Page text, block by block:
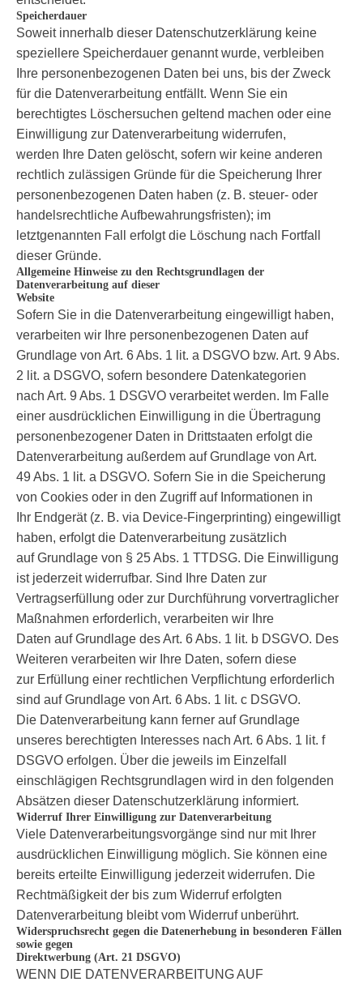
Speicherdauer
Soweit innerhalb dieser Datenschutzerklärung keine
speziellere Speicherdauer genannt wurde, verbleiben
Ihre personenbezogenen Daten bei uns, bis der Zweck
für die Datenverarbeitung entfällt. Wenn Sie ein
berechtigtes Löschersuchen geltend machen oder eine
Einwilligung zur Datenverarbeitung widerrufen,
werden Ihre Daten gelöscht, sofern wir keine anderen
rechtlich zulässigen Gründe für die Speicherung Ihrer
personenbezogenen Daten haben (z. B. steuer- oder
handelsrechtliche Aufbewahrungsfristen); im
letztgenannten Fall erfolgt die Löschung nach Fortfall
dieser Gründe.
Allgemeine Hinweise zu den Rechtsgrundlagen der
Datenverarbeitung auf dieser
Website
Sofern Sie in die Datenverarbeitung eingewilligt haben,
verarbeiten wir Ihre personenbezogenen Daten auf
Grundlage von Art. 6 Abs. 1 lit. a DSGVO bzw. Art. 9 Abs.
2 lit. a DSGVO, sofern besondere Datenkategorien
nach Art. 9 Abs. 1 DSGVO verarbeitet werden. Im Falle
einer ausdrücklichen Einwilligung in die Übertragung
personenbezogener Daten in Drittstaaten erfolgt die
Datenverarbeitung außerdem auf Grundlage von Art.
49 Abs. 1 lit. a DSGVO. Sofern Sie in die Speicherung
von Cookies oder in den Zugriff auf Informationen in
Ihr Endgerät (z. B. via Device-Fingerprinting) eingewilligt
haben, erfolgt die Datenverarbeitung zusätzlich
auf Grundlage von § 25 Abs. 1 TTDSG. Die Einwilligung
ist jederzeit widerrufbar. Sind Ihre Daten zur
Vertragserfüllung oder zur Durchführung vorvertraglicher
Maßnahmen erforderlich, verarbeiten wir Ihre
Daten auf Grundlage des Art. 6 Abs. 1 lit. b DSGVO. Des
Weiteren verarbeiten wir Ihre Daten, sofern diese
zur Erfüllung einer rechtlichen Verpflichtung erforderlich
sind auf Grundlage von Art. 6 Abs. 1 lit. c DSGVO.
Die Datenverarbeitung kann ferner auf Grundlage
unseres berechtigten Interesses nach Art. 6 Abs. 1 lit. f
DSGVO erfolgen. Über die jeweils im Einzelfall
einschlägigen Rechtsgrundlagen wird in den folgenden
Absätzen dieser Datenschutzerklärung informiert.
Widerruf Ihrer Einwilligung zur Datenverarbeitung
Viele Datenverarbeitungsvorgänge sind nur mit Ihrer
ausdrücklichen Einwilligung möglich. Sie können eine
bereits erteilte Einwilligung jederzeit widerrufen. Die
Rechtmäßigkeit der bis zum Widerruf erfolgten
Datenverarbeitung bleibt vom Widerruf unberührt.
Widerspruchsrecht gegen die Datenerhebung in besonderen Fällen
sowie gegen
Direktwerbung (Art. 21 DSGVO)
WENN DIE DATENVERARBEITUNG AUF